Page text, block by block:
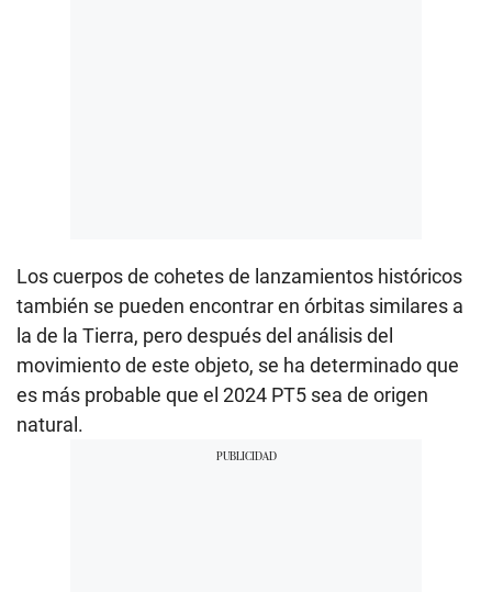
Los cuerpos de cohetes de lanzamientos históricos
también se pueden encontrar en órbitas similares a
la de la Tierra, pero después del análisis del
movimiento de este objeto, se ha determinado que
es más probable que el 2024 PT5 sea de origen
natural.